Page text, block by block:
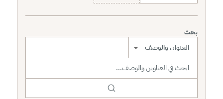
بحث
نطاق البحث